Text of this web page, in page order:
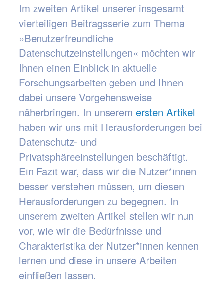
Im zweiten Artikel unserer insgesamt
vierteiligen Beitragsserie zum Thema
»Benutzerfreundliche
Datenschutzeinstellungen« möchten wir
Ihnen einen Einblick in aktuelle
Forschungsarbeiten geben und Ihnen
dabei unsere Vorgehensweise
näherbringen. In unserem ersten Artikel
haben wir uns mit Herausforderungen bei
Datenschutz- und
Privatsphäreeinstellungen beschäftigt.
Ein Fazit war, dass wir die Nutzer*innen
besser verstehen müssen, um diesen
Herausforderungen zu begegnen. In
unserem zweiten Artikel stellen wir nun
vor, wie wir die Bedürfnisse und
Charakteristika der Nutzer*innen kennen
lernen und diese in unsere Arbeiten
einfließen lassen.